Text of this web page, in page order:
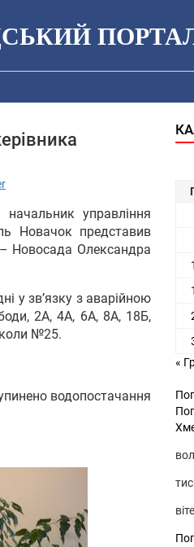
управління
Новачок представив
Новосада Олександра
у зв’язку з аварійною
2А, 4А, 6А, 8А, 18Б,
№25.
водопостачання
«